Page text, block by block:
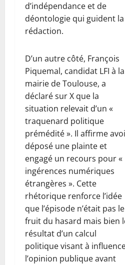
d’indépendance et de
déontologie qui guident la
rédaction.
D’un autre côté, François
Piquemal, candidat LFI à la
mairie de Toulouse, a
déclaré sur X que la
situation relevait d’un «
traquenard politique
prémédité ». Il affirme
déposé une plainte et
engagé un recours pour «
ingérences numériques
étrangères ». Cette
rhétorique renforce l’idée
que l’épisode n’était pas le
fruit du hasard mais bien
résultat d’un calcul
politique visant à
l’opinion publique avant